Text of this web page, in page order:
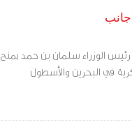
الوزراء سلمان بن حمد بمنح
في البحرين والأسطول